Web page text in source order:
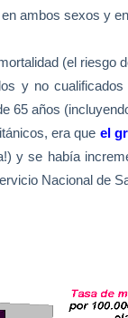
ambos sexos y
(el riesgo
y no
65 años
era que el
y se había
Nacional de